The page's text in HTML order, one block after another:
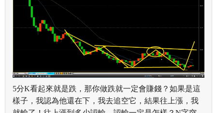
5分K看起來就是跌，那你做跌就一定會賺錢？如果是這
樣子，我認為他還在下， 我去追空它，結果往上漲，我